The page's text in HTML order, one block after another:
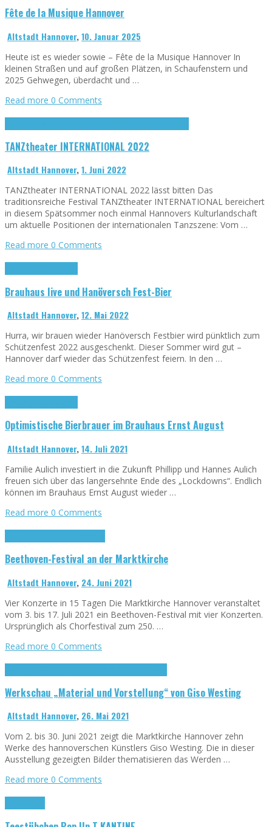
Fête de la Musique Hannover
Altstadt Hannover,10. Januar 2025
Heute ist es wieder sowie – Fête de la Musique Hannover In
kleinen Straßen und auf großen Plätzen, in Schaufenstern und
2025 Gehwegen, überdacht und …
Read more 0 Comments
TANZtheater INTERNATIONAL 2022
Altstadt Hannover,1. Juni 2022
TANZtheater INTERNATIONAL 2022 lässt bitten Das
traditionsreiche Festival TANZtheater INTERNATIONAL bereichert
in diesem Spätsommer noch einmal Hannovers Kulturlandschaft
um aktuelle Positionen der internationalen Tanzszene: Vom …
Read more 0 Comments
Brauhaus live und Hanöversch Fest-Bier
Altstadt Hannover,12. Mai 2022
Hurra, wir brauen wieder Hanöversch Festbier wird pünktlich zum
Schützenfest 2022 ausgeschenkt. Dieser Sommer wird gut –
Hannover darf wieder das Schützenfest feiern. In den …
Read more 0 Comments
Optimistische Bierbrauer im Brauhaus Ernst August
Altstadt Hannover,14. Juli 2021
Familie Aulich investiert in die Zukunft Phillipp und Hannes Aulich
freuen sich über das langersehnte Ende des „Lockdowns“. Endlich
können im Brauhaus Ernst August wieder …
Read more 0 Comments
Beethoven-Festival an der Marktkirche
Altstadt Hannover, 24. Juni 2021
Vier Konzerte in 15 Tagen Die Marktkirche Hannover veranstaltet
vom 3. bis 17. Juli 2021 ein Beethoven-Festival mit vier Konzerten.
Ursprünglich als Chorfestival zum 250. …
Read more 0 Comments
Werkschau „Material und Vorstellung“ von Giso Westing
Altstadt Hannover, 26. Mai 2021
Vom 2. bis 30. Juni 2021 zeigt die Marktkirche Hannover zehn
Werke des hannoverschen Künstlers Giso Westing. Die in dieser
Ausstellung gezeigten Bilder thematisieren das Werden …
Read more 0 Comments